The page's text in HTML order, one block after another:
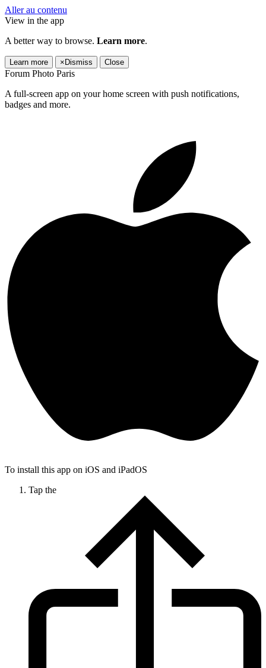
Aller au contenu
View in the app
A better way to browse. Learn more.
Learn more × Dismiss Close
Forum Photo Paris
A full-screen app on your home screen with push notifications,
badges and more.
To install this app on iOS and iPadOS
Tap the